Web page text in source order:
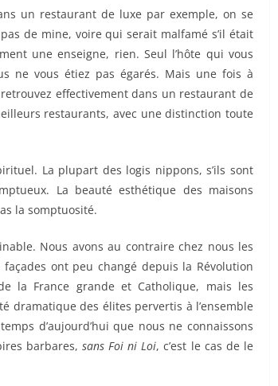
un restaurant de luxe par exemple, on se
de mine, voire qui serait malfamé s’il était
une enseigne, rien. Seul l’hôte qui vous
ne vous étiez pas égarés. Mais une fois à
effectivement dans un restaurant de
restaurants, avec une distinction toute
La plupart des logis nippons, s’ils sont
La beauté esthétique des maisons
la somptuosité.
Nous avons au contraire chez nous les
ont peu changé depuis la Révolution
la France grande et Catholique, mais les
dramatique des élites pervertis à l’ensemble
d’aujourd’hui que nous ne connaissons
barbares, sans Foi ni Loi, c’est le cas de le